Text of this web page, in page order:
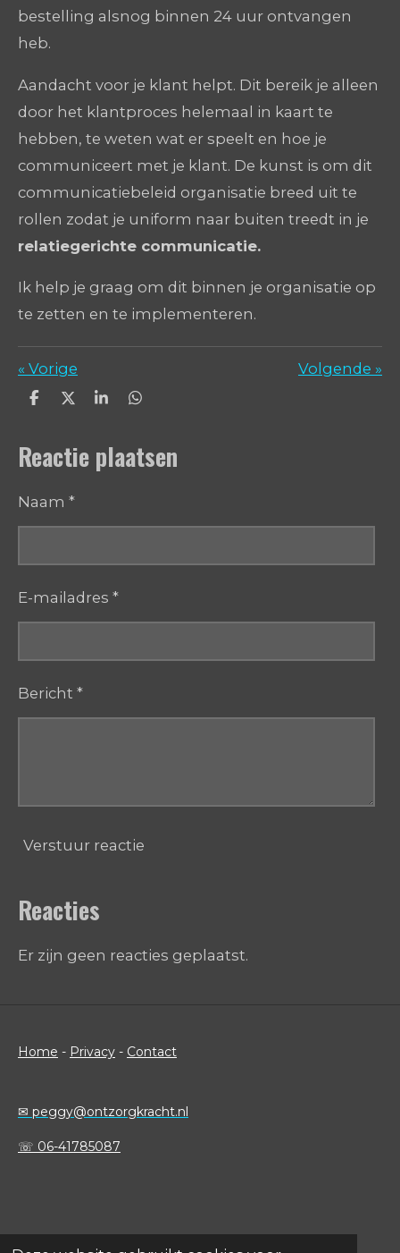
bestelling alsnog binnen 24 uur ontvangen
heb.
Aandacht voor je klant helpt. Dit bereik je alleen
door het klantproces helemaal in kaart te
hebben, te weten wat er speelt en hoe je
communiceert met je klant. De kunst is om dit
communicatiebeleid organisatie breed uit te
rollen zodat je uniform naar buiten treedt in je
relatiegerichte communicatie.
Ik help je graag om dit binnen je organisatie op
te zetten en te implementeren.
« Vorige Volgende »
D
e
n
D
l
S
r
e
D
e
n
Reactie plaatsen
Naam *
E-mailadres *
Bericht *
Verstuur reactie
Reacties
Er zijn geen reacties geplaatst.
Home - Privacy - Contact
✉ peggy@ontzorgkracht.nl
☏ 06-41785087